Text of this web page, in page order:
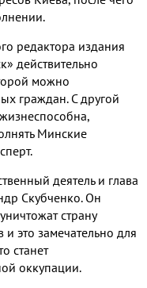
редактора издания
действительно
можно
граждан. С другой
Минские
деятель и глава
Скубченко. Он
страну
это замечательно для
станет
оккупации.